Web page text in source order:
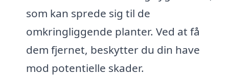
som kan sprede sig til de
omkringliggende planter. Ved at få
dem fjernet, beskytter du din have
mod potentielle skader.